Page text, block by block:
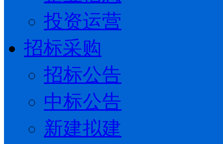
投资运营
招标采购
招标公告
中标公告
新建拟建